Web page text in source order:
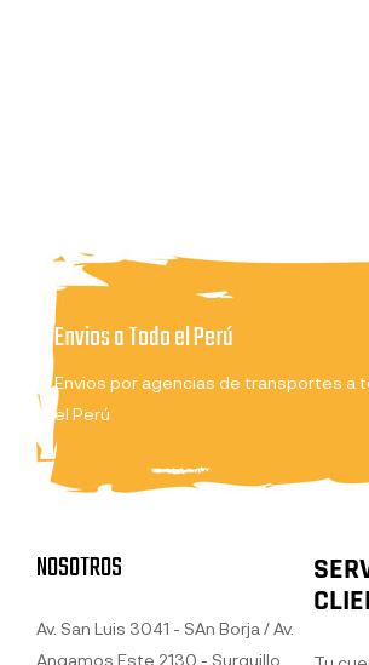
Envios a Todo el Perú
Envios por agencias de transportes a
el Perú
NOSOTROS
Av. San Luis 3041 - SAn Borja / Av.
Angamos Este 2130 - Surquillo